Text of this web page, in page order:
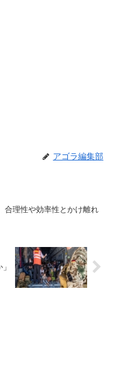
アゴラ編集部
合理性や効率性とかけ離れ